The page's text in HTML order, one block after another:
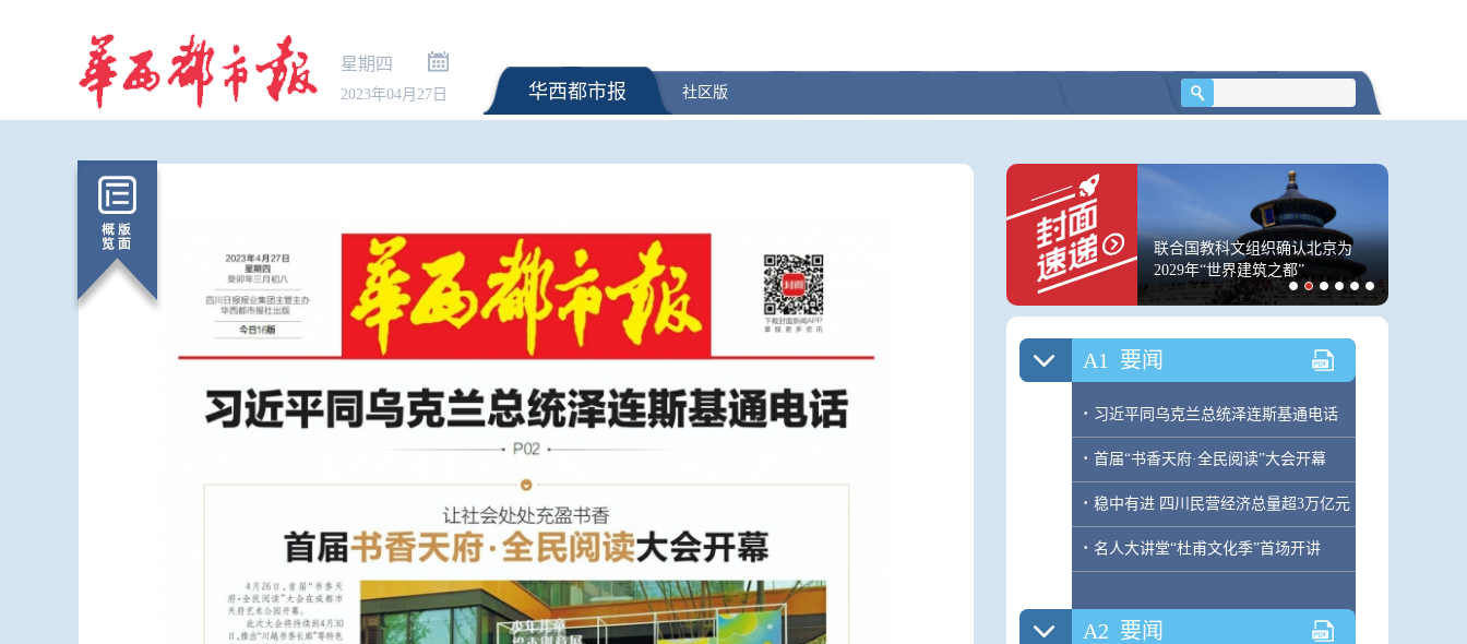
星期四
2023年04月27日 华西都市报 社区版
最高法部署开展全国法院深化扫
黑除恶专项斗争工作
“2026超级品牌节”启幕 听听知名
企业都有哪些品牌理念分享
联合国教科文组织确认北京为
2029年“世界建筑之都”
A1 要闻
· 习近平同乌克兰总统泽连斯基通电话
· 首届“书香天府·全民阅读”大会开幕
· 稳中有进 四川民营经济总量超3万亿元
· 名人大讲堂“杜甫文化季”首场开讲
A2 要闻